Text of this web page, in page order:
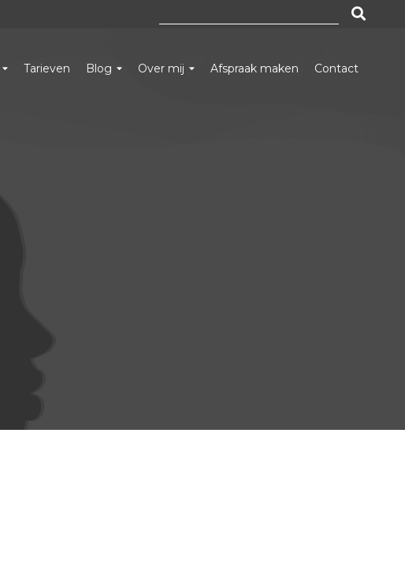
Tarieven Blog Over mij Afspraak maken Contact